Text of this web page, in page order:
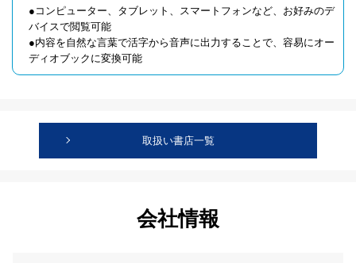
●コンピューター、タブレット、スマートフォンなど、お好みのデ
バイスで閲覧可能
●内容を自然な言葉で活字から音声に出力することで、容易にオー
ディオブックに変換可能
取扱い書店一覧
会社情報